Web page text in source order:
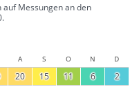
Messungen an den
A S O N D
20 15 11 6 2